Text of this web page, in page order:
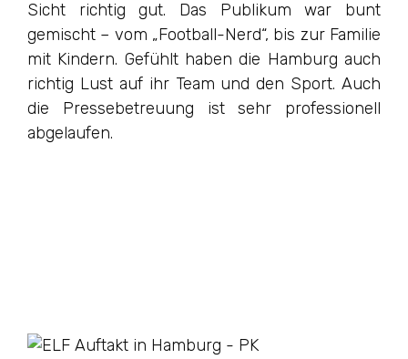
Sicht richtig gut. Das Publikum war bunt
gemischt – vom „Football-Nerd“, bis zur Familie
mit Kindern. Gefühlt haben die Hamburg auch
richtig Lust auf ihr Team und den Sport. Auch
die Pressebetreuung ist sehr professionell
abgelaufen.